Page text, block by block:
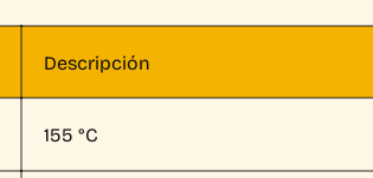
Descripción
155 °C